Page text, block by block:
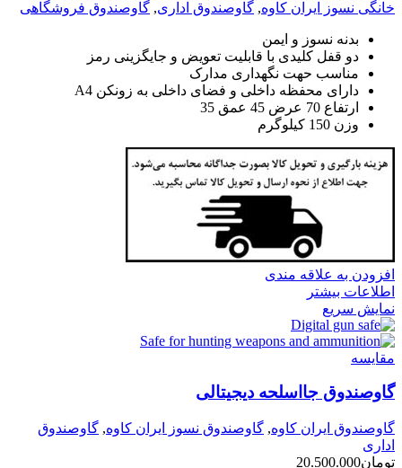
خانگی نسوز ایران کاوه, گاوصندوق اداری, گاوصندوق فروشگاهی
بدنه نسوز و ایمن
دو قفل کلیدی با قابلیت تعویض و جایگزینی رمز
مناسب حهت نگهداری مدارک
دارای محفظه داخلی و فضای داخلی به زونکن A4
ارتفاع 70 عرض 45 عمق 35
وزن 150 کیلوگرم
افزودن به علاقه مندی
اطلاعات بیشتر
نمایش سریع
مقايسه
گاوصندوق جااسلحه دیجیتالی
گاوصندوق ایران کاوه, گاوصندوق نسوز ایران کاوه, گاوصندوق
اداری
تومان20.500.000